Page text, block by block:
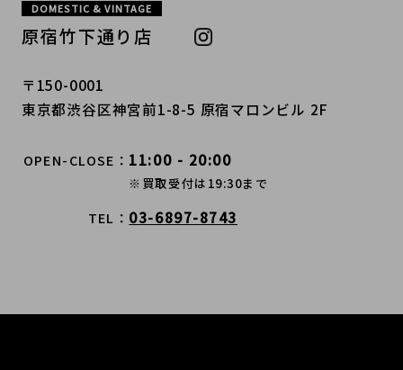
DOMESTIC & VINTAGE
原宿竹下通り店
〒150-0001
東京都渋谷区神宮前1-8-5 原宿マロンビル 2F
OPEN-CLOSE 11:00 - 20:00
※買取受付は19:30まで
TEL 03-6897-8743